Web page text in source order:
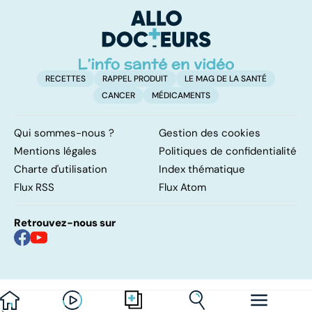
calcul !
RECETTES RAPPEL PRODUIT
LE MAG DE LA SANTÉ
CANCER
MÉDICAMENTS
Qui sommes-nous ?
Gestion des cookies
Mentions légales
Politiques de confidentialité
Charte d'utilisation
Index thématique
Flux RSS
Flux Atom
Retrouvez-nous sur